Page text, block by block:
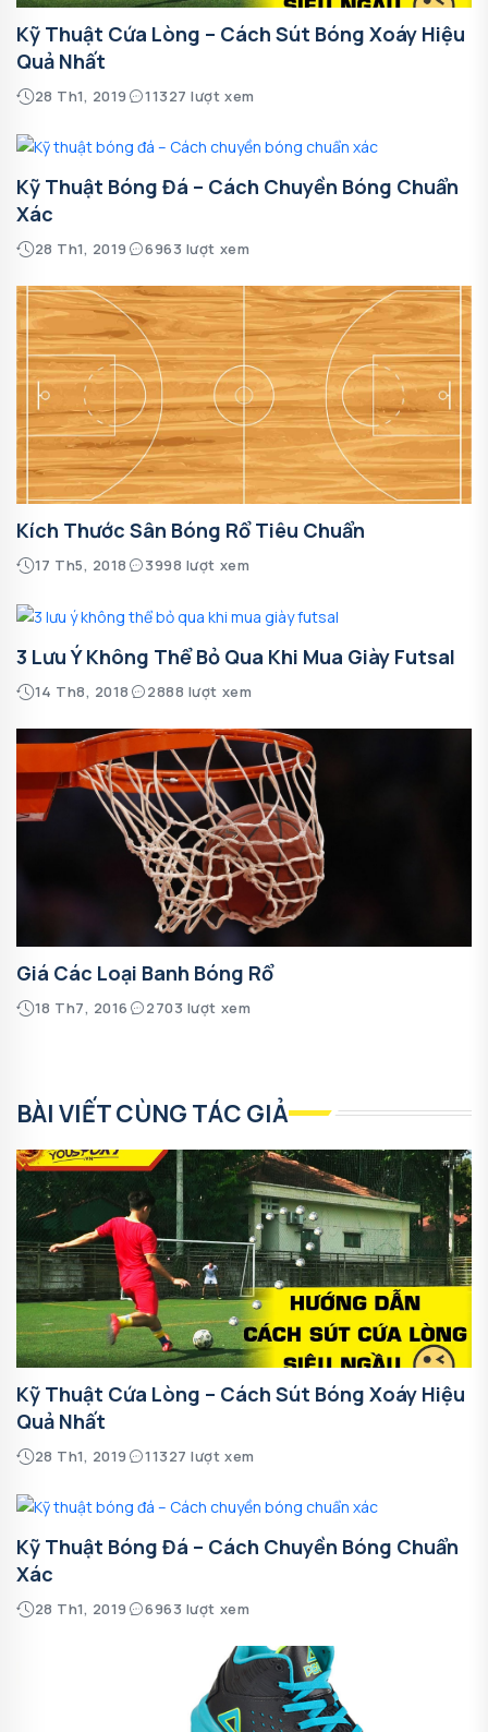
Kỹ Thuật Cứa Lòng – Cách Sút Bóng Xoáy Hiệu
Quả Nhất
28 Th1, 2019 11327 lượt xem
Kỹ Thuật Bóng Đá – Cách Chuyền Bóng Chuẩn
Xác
28 Th1, 2019 6963 lượt xem
Kích Thước Sân Bóng Rổ Tiêu Chuẩn
17 Th5, 2018 3998 lượt xem
3 Lưu Ý Không Thể Bỏ Qua Khi Mua Giày Futsal
14 Th8, 2018 2888 lượt xem
Giá Các Loại Banh Bóng Rổ
18 Th7, 2016 2703 lượt xem
BÀI VIẾT CÙNG TÁC GIẢ
Kỹ Thuật Cứa Lòng – Cách Sút Bóng Xoáy Hiệu
Quả Nhất
28 Th1, 2019 11327 lượt xem
Kỹ Thuật Bóng Đá – Cách Chuyền Bóng Chuẩn
Xác
28 Th1, 2019 6963 lượt xem